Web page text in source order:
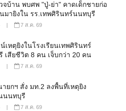
จบ้าน พบศพ "ปู่-ย่า" คาดเด็กชายก่อ
มายิงใน รร.เทพศิรินทร์นนทบุรี
| 7 ส.ค. 69
เหตุยิงในโรงเรียนเทพศิรินทร์
เสียชีวิต 8 คน เจ็บกว่า 20 คน
| 7 ส.ค. 69
ยกฯ สั่ง มท.2 ลงพื้นที่เหตุยิง
นนทบุรี
| 7 ส.ค. 69